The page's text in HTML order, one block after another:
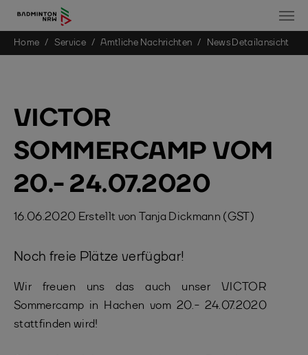
Skip to main content
You are here:
Home Service Amtliche Nachrichten News Detailansicht
VICTOR
SOMMERCAMP VOM
20.- 24.07.2020
16.06.2020 Erstellt von Tanja Dickmann (GST)
Noch freie Plätze verfügbar!
Wir freuen uns das auch unser VICTOR
Sommercamp in Hachen vom 20.- 24.07.2020
stattfinden wird!